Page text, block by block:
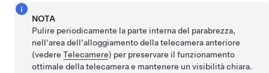
NOTA
Pulire periodicamente la parte interna del parabrezza,
nell'area dell'alloggiamento della telecamera anteriore
(vedereTelecamere) per preservare il funzionamento
ottimale della telecamera e mantenere un visibilità chiara.